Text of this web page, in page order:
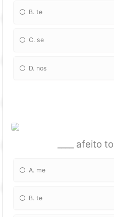
B. te
C. se
D. nos
____ afeito
A. me
B. te